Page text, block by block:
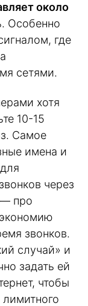
около
Особенно
где
сетями.
хотя
10-15
Самое
имена и
через
— про
звонков.
случай» и
задать ей
чтобы
лимитного